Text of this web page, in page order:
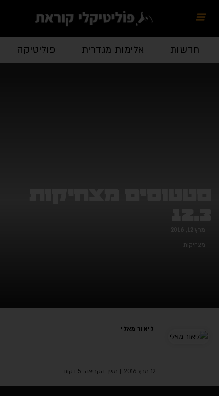
חדשות אלימות מגדרית פוליטיקה
מרץ 12, 2016
מצחיקות
ליאור מאלי
12 מרץ 2016 | משך הקריאה: 5 דקות